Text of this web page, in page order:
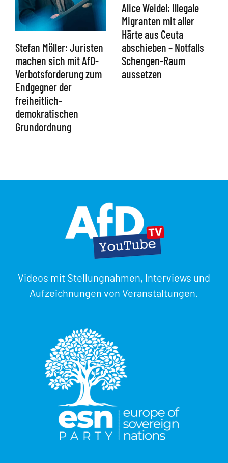
Stefan Möller: Juristen
machen sich mit AfD-
Verbotsforderung zum
Endgegner der
freiheitlich-
demokratischen
Grundordnung
Alice Weidel: Illegale
Migranten mit aller
Härte aus Ceuta
abschieben – Notfalls
Schengen-Raum
aussetzen
Videos mit Stellungnahmen, Interviews und
Aufzeichnungen von Veranstaltungen.